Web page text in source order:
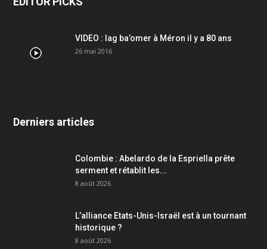
VIDEO : lag ba’omer à Méron il y a 80 ans
26 mai 2016
Derniers articles
Colombie : Abelardo de la Espriella prête
serment et rétablit les...
8 août 2026
L’alliance Etats-Unis-Israël est à un tournant
historique ?
8 août 2026